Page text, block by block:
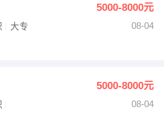
5000-8000元
大专
08-04
5000-8000元
08-04